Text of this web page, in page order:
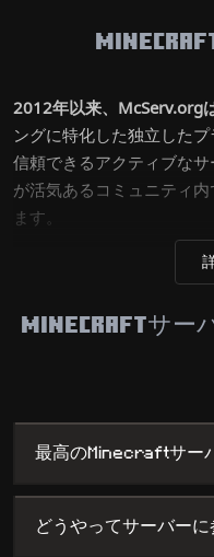
Minecraft
2012年以来、McServ.org
ングに特化した独立した
信頼できるアクティブな
が活気あるコミュニティ
ます。
当サイトのリストは、サ
RP、ミニゲームなど、あ
す。サーバーは、人気度
所、コミュニティの投票
Minecraftサー
最高のMinecraftサー
どうやってサーバーに